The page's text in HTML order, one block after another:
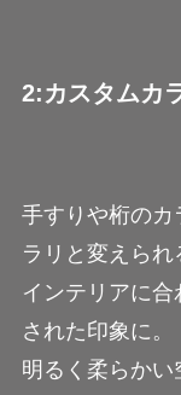
2:カスタムカ
手すりや桁の
ラリと変えられ
インテリアに
された印象に。
明るく柔らか